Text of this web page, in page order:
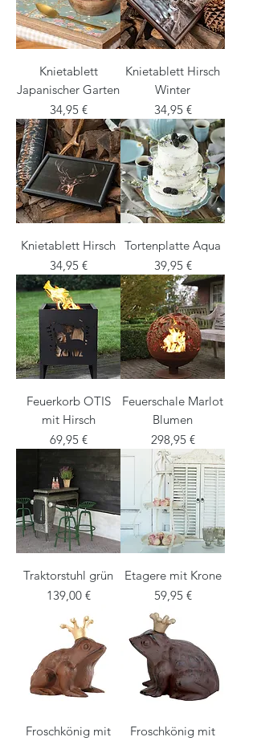
Knietablett
Japanischer Garten
Preis
34,95 €
Knietablett Hirsch
Winter
Preis
34,95 €
Knietablett Hirsch
Preis
34,95 €
Tortenplatte Aqua
Preis
39,95 €
Feuerkorb OTIS
mit Hirsch
Preis
69,95 €
Feuerschale Marlot
Blumen
Preis
298,95 €
Traktorstuhl grün
Preis
139,00 €
Etagere mit Krone
Preis
59,95 €
Froschkönig mit
Froschkönig mit